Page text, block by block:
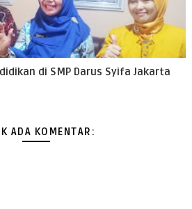
di SMP Darus Syifa Jakarta
ADA KOMENTAR: